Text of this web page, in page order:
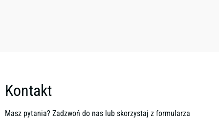
Kontakt
Masz pytania? Zadzwoń do nas lub skorzystaj z formularza